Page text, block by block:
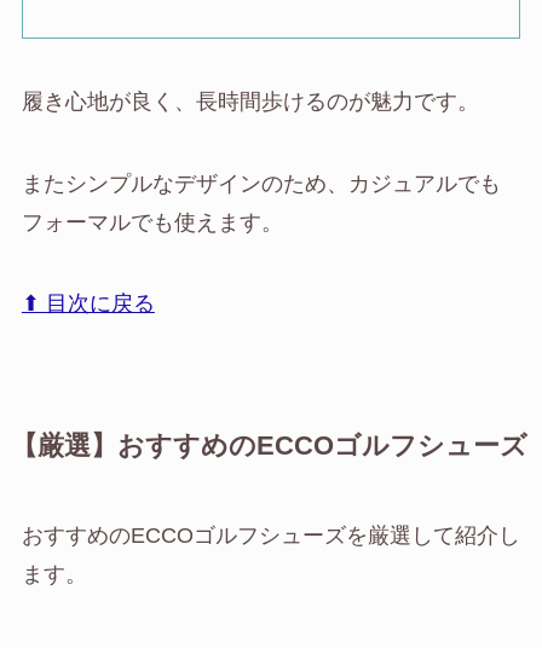
履き心地が良く、長時間歩けるのが魅力です。
またシンプルなデザインのため、カジュアルでも
フォーマルでも使えます。
⬆︎ 目次に戻る
【厳選】おすすめのECCOゴルフシューズ
おすすめのECCOゴルフシューズを厳選して紹介し
ます。